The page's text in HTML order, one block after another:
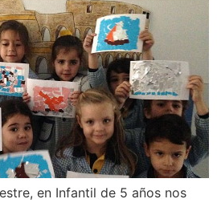
en Infantil de 5 años nos